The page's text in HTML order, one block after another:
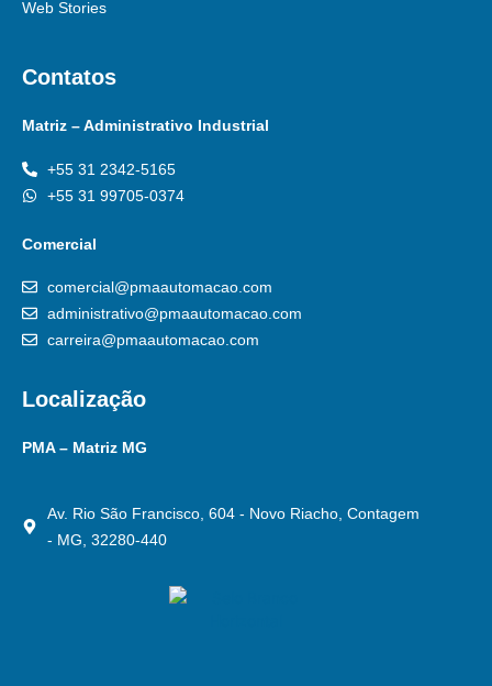
Web Stories
Contatos
Matriz – Administrativo Industrial
+55 31 2342-5165
+55 31 99705-0374
Comercial
comercial@pmaautomacao.com
administrativo@pmaautomacao.com
carreira@pmaautomacao.com
Localização
PMA – Matriz MG
Av. Rio São Francisco, 604 - Novo Riacho, Contagem
- MG, 32280-440